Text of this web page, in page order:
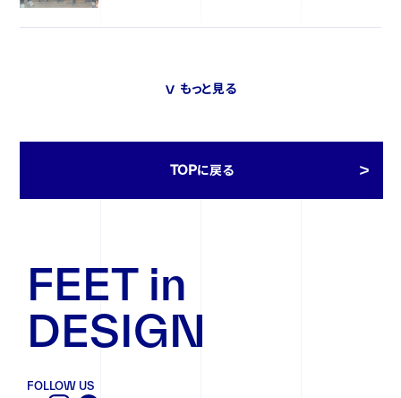
東京都大田区に足腰救済事業の新規パートナー
もっと見る
TOPに戻る
FEET in
DESIGN
FOLLOW US